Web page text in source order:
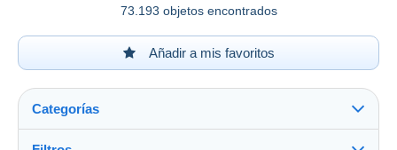
73.193 objetos encontrados
Añadir a mis favoritos
Categorías